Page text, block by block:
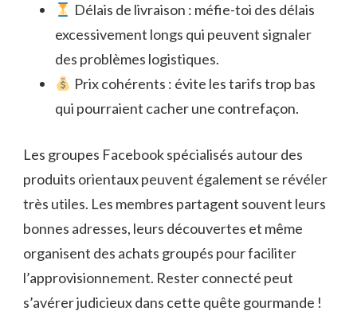
Délais de livraison : méfie-toi des délais
excessivement longs qui peuvent signaler
des problèmes logistiques.
Prix cohérents : évite les tarifs trop bas
qui pourraient cacher une contrefaçon.
Les groupes Facebook spécialisés autour des
produits orientaux peuvent également se révéler
très utiles. Les membres partagent souvent leurs
bonnes adresses, leurs découvertes et même
organisent des achats groupés pour faciliter
l’approvisionnement. Rester connecté peut
s’avérer judicieux dans cette quête gourmande !